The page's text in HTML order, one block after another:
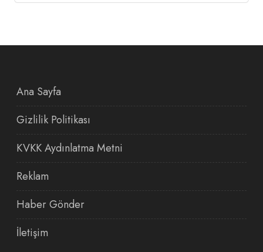
Ana Sayfa
Gizlilik Politikası
KVKK Aydınlatma Metni
Reklam
Haber Gönder
İletişim